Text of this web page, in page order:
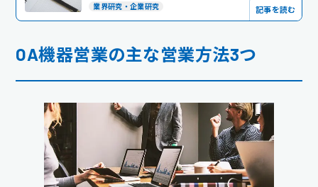
業界研究・企業研究 記事を読む
OA機器営業の主な営業方法3つ